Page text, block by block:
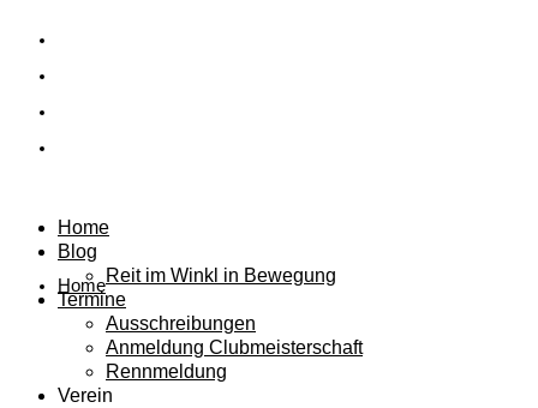
Home
Home
Blog
Reit im Winkl in Bewegung
Termine
Ausschreibungen
Anmeldung Clubmeisterschaft
Rennmeldung
Verein